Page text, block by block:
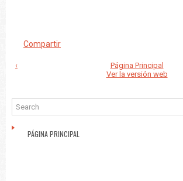
Compartir
‹
Página Principal
Ver la versión web
PÁGINA PRINCIPAL